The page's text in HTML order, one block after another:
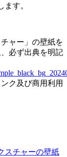
す。
ャー」の壁紙を
必ず出典を明記
ク及び商用利用
スチャーの壁紙